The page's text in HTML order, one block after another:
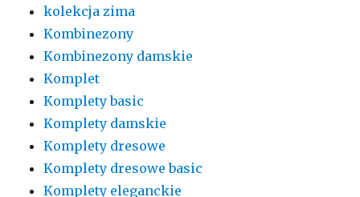
kolekcja zima
Kombinezony
Kombinezony damskie
Komplet
Komplety basic
Komplety damskie
Komplety dresowe
Komplety dresowe basic
Komplety eleganckie